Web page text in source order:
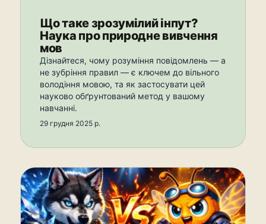
Що таке зрозумілий інпут?
Наука про природне вивчення
мов
Дізнайтеся, чому розуміння повідомлень — а
не зубріння правил — є ключем до вільного
володіння мовою, та як застосувати цей
науково обґрунтований метод у вашому
навчанні.
29 грудня 2025 р.